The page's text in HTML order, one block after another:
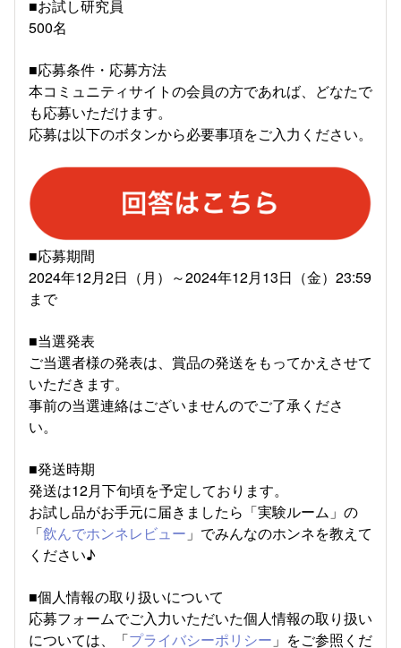
■お試し研究員
500名
■応募条件・応募方法
本コミュニティサイトの会員の方であれば、どなたで
も応募いただけます。
応募は以下のボタンから必要事項をご入力ください。
■応募期間
2024年12月2日（月）～2024年12月13日（金）23:59
まで
■当選発表
ご当選者様の発表は、賞品の発送をもってかえさせて
いただきます。
事前の当選連絡はございませんのでご了承くださ
い。
■発送時期
発送は12月下旬頃を予定しております。
お試し品がお手元に届きましたら「実験ルーム」の
「飲んでホンネレビュー 」でみんなのホンネを教えて
ください♪
■個人情報の取り扱いについて
応募フォームでご入力いただいた個人情報の取り扱い
については、「プライバシーポリシー 」をご参照くだ